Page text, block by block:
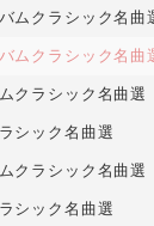
ムクラシック名曲
ムクラシック名曲
クラシック名曲選
シック名曲選
クラシック名曲選
シック名曲選